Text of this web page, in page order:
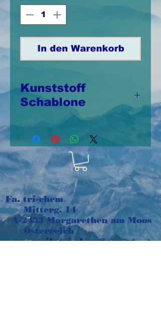
In den Warenkorb
Kunststoff
Schablone
Schablone aus
Kunststoff 20cm x
25,5cm,
wiederverwendbar
Fa. tri-chem
Mitterg. 14
A-2433 Margarethen am Moos
Österreich
e-mail:tri-chem@aon.at